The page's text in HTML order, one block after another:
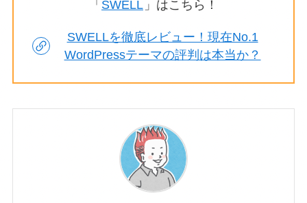
「 SWELL 」はこちら！
SWELLを徹底レビュー！現在No.1
WordPressテーマの評判は本当か？